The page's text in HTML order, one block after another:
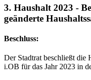
3. Haushalt 2023 -
geänderte
Beschluss:
Der Stadtrat beschließt die
i.OB für das Jahr 2023 in